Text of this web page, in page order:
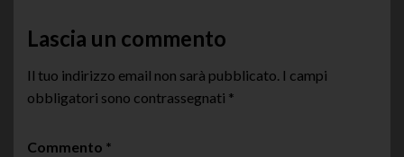
Lascia un commento
Il tuo indirizzo email non sarà pubblicato. I campi
obbligatori sono contrassegnati *
Commento *